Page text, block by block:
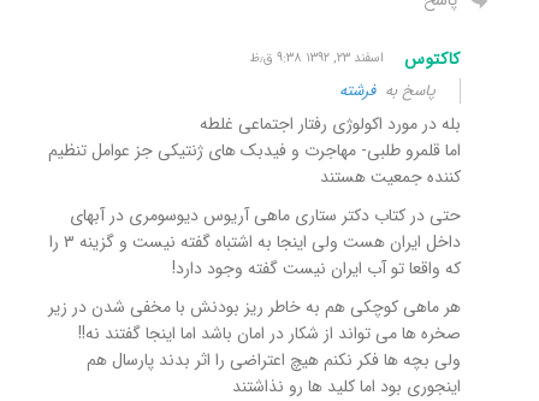
کاکتوس اسفند ۲۳, ۱۳۹۲ ۹:۳۸ ق٫ظ
پاسخ بهفرشته
بله در مورد اکولوژی رفتار اجتماعی غلطه
اما قلمرو طلبی- مهاجرت و فیدبک های ژنتیکی جز عوامل تنظیم
کننده جمعیت هستند
حتی در کتاب دکتر ستاری ماهی آریوس دیوسومری در آبهای
داخل ایران هست ولی اینجا به اشتباه گفته نیست و گزینه ۳ را
که واقعا تو آب ایران نیست گفته وجود دارد!
هر ماهی کوچکی هم به خاطر ریز بودنش با مخفی شدن در زیر
صخره ها می تواند از شکار در امان باشد اما اینجا گفتند نه!!
ولی بچه ها فکر نکنم هیچ اعتراضی را اثر بدند پارسال هم
اینجوری بود اما کلید ها رو نذاشتند